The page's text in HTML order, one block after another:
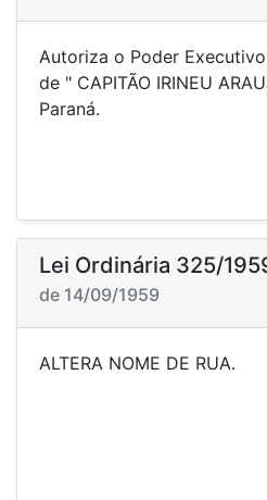
Autoriza o Poder
de " CAPITÃO IRINEU
Lei Ordinária 325/
de 14/09/1959
ALTERA